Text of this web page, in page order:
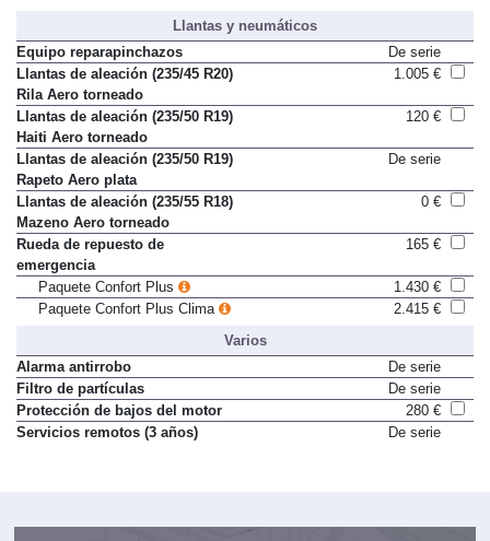
Llantas y neumáticos
Equipo reparapinchazos
De serie
Llantas de aleación (235/45 R20)
Rila Aero torneado
Llantas de aleación (235/50 R19)
Haiti Aero torneado
Llantas de aleación (235/50 R19)
Rapeto Aero plata
Llantas de aleación (235/55 R18)
Mazeno Aero torneado
Rueda de repuesto de
emergencia
Paquete Confort Plus
1.430 €
Varios
Alarma antirrobo
De serie
Filtro de partículas
De serie
Protección de bajos del motor
280 €